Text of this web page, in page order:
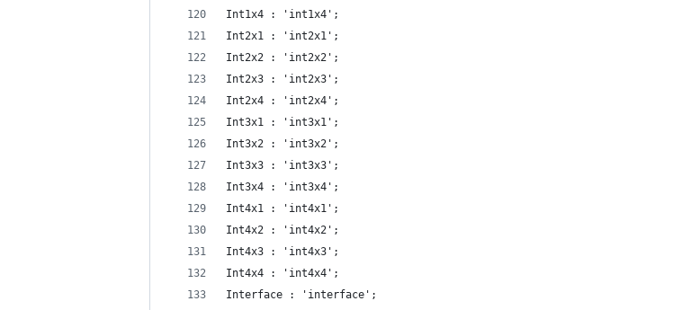
Int1x4 : 'int1x4';
Int2x1 : 'int2x1';
Int2x2 : 'int2x2';
Int2x3 : 'int2x3';
Int2x4 : 'int2x4';
Int3x1 : 'int3x1';
Int3x2 : 'int3x2';
Int3x3 : 'int3x3';
Int3x4 : 'int3x4';
Int4x1 : 'int4x1';
Int4x2 : 'int4x2';
Int4x3 : 'int4x3';
Int4x4 : 'int4x4';
Interface : 'interface';